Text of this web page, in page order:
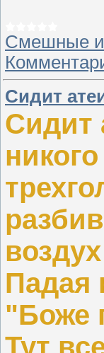
Смешные
Сидит
Сидит
Падая
"Боже
Тут